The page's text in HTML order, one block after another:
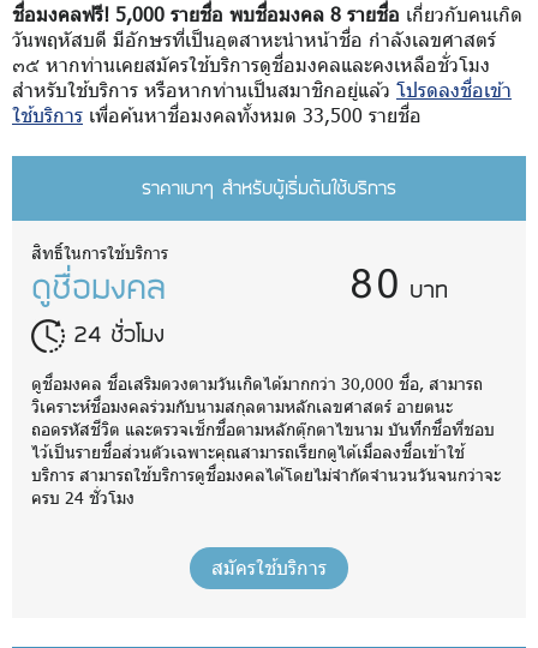
ชื่อมงคลฟรี! 5,000 รายชื่อ พบชื่อมงคล 8 รายชื่อ เกี่ยวกับคนเกิด
วันพฤหัสบดี มีอักษรที่เป็นอุตสาหะนำหน้าชื่อ กำลังเลขศาสตร์
๓๕ หากท่านเคยสมัครใช้บริการดูชื่อมงคลและคงเหลือชั่วโมง
สำหรับใช้บริการ หรือหากท่านเป็นสมาชิกอยู่แล้ว โปรดลงชื่อเข้า
ใช้บริการ เพื่อค้นหาชื่อมงคลทั้งหมด 33,500 รายชื่อ
ราคาเบาๆ สำหรับผู้เริ่มต้นใช้บริการ
สิทธิ์ในการใช้บริการ
ดูชื่อมงคล
24 ชั่วโมง
80 บาท
ดูชื่อมงคล ชื่อเสริมดวงตามวันเกิดได้มากกว่า 30,000 ชื่อ, สามารถ
วิเคราะห์ชื่อมงคลร่วมกับนามสกุลตามหลักเลขศาสตร์ อายตนะ
ถอดรหัสชีวิต และตรวจเช็กชื่อตามหลักตุ๊กตาไขนาม บันทึกชื่อที่ชอบ
ไว้เป็นรายชื่อส่วนตัวเฉพาะคุณสามารถเรียกดูได้เมื่อลงชื่อเข้าใช้
บริการ สามารถใช้บริการดูชื่อมงคลได้โดยไม่จำกัดจำนวนวันจนกว่าจะ
ครบ 24 ชั่วโมง
สมัครใช้บริการ